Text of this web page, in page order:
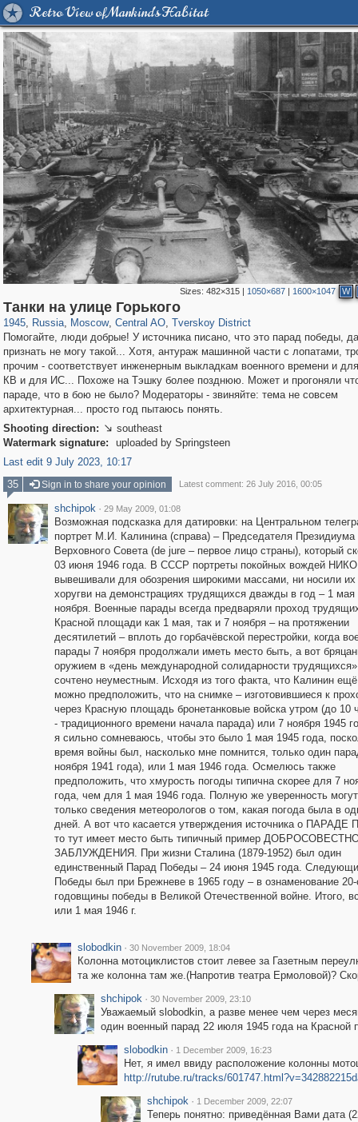
Retro View of Mankind's Habitat
Sizes: 482×315| 1050×687| 1600×1047 W
Танки на улице Горького
1945, Russia
1,407,206 29,248
, Moscow
319,878 8,286
, Central AO
160,021 5,916
, Tverskoy District
53,055
Помогайте, люди добрые! У источника писано, что это парад победы,
признать не могу такой... Хотя, антураж машинной части с лопатами,
прочим - соответствует инженерным выкладкам военного времени и
КВ и для ИС... Похоже на Тэшку более позднюю. Может и прогоняли
параде, что в бою не было? Модераторы - звиняйте: тема не совсем
архитектурная... просто год пытаюсь понять.
Shooting direction:  southeast
Watermark signature:
uploaded by Springsteen
Last edit 9 July 2023, 10:17
35
Sign in to share your opinion Latest comment: 26 July 2016, 00:05
shchipok · 29 May 2009, 01:08
Возможная подсказка для датировки: на Центральном
портрет М.И. Калинина (справа) – Председателя Президиума
Верховного Совета (de jure – первое лицо страны), который
03 июня 1946 года. В СССР портреты покойных вождей
вывешивали для обозрения широкими массами, ни носили их
хоругви на демонстрациях трудящихся дважды в год – 1 мая
ноября. Военные парады всегда предваряли проход
Красной площади как 1 мая, так и 7 ноября – на протяжении
десятилетий – вплоть до горбачёвской перестройки, когда
парады 7 ноября продолжали иметь место быть, а вот
оружием в «день международной солидарности
сочтено неуместным. Исходя из того факта, что Калинин
можно предположить, что на снимке – изготовившиеся к
через Красную площадь бронетанковые войска утром (до 10
- традиционного времени начала парада) или 7 ноября 1945
я сильно сомневаюсь, чтобы это было 1 мая 1945 года,
время войны был, насколько мне помнится, только один
ноября 1941 года), или 1 мая 1946 года. Осмелюсь также
предположить, что хмурость погоды типична скорее для 7
года, чем для 1 мая 1946 года. Полную же уверенность
только сведения метеорологов о том, какая погода была в
дней. А вот что касается утверждения источника о
то тут имеет место быть типичный пример
ЗАБЛУЖДЕНИЯ. При жизни Сталина (1879-1952) был один
единственный Парад Победы – 24 июня 1945 года.
Победы был при Брежневе в 1965 году – в ознаменование 20-
годовщины победы в Великой Отечественной войне. Итого,
или 1 мая 1946 г.
slobodkin · 30 November 2009, 18:04
Колонна мотоциклистов стоит левее за Газетным
та же колонна там же.(Напротив театра Ермоловой)?
shchipok · 30 November 2009, 23:10
Уважаемый slobodkin, а разве менее чем через
один военный парад 22 июля 1945 года на
slobodkin · 1 December 2009, 16:23
Нет, я имел ввиду расположение колонны
http://rutube.ru/tracks/
shchipok · 1 December 2009, 22:07
Теперь понятно: приведённая Вами дата